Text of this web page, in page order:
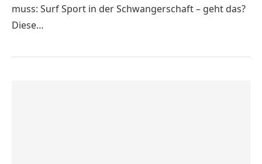
muss: Surf Sport in der Schwangerschaft – geht das?
Diese…